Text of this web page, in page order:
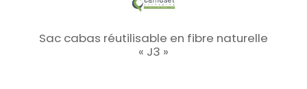
Sac cabas réutilisable en fibre naturelle
« J3 »